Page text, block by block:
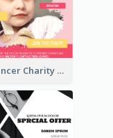
Pink Cancer Charity Facebook Post